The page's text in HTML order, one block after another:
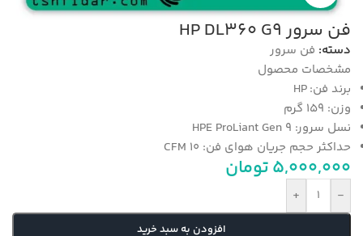
فن سرور HP DL360 G9
دسته: فن سرور
مشخصات محصول
برند فن:HP
وزن: 159 گرم
نسل سرور: HPE ProLiant Gen 9
حداکثر حجم جریان هوای فن: 10 CFM
5,000,000تومان
-
+
افزودن به سبد خرید